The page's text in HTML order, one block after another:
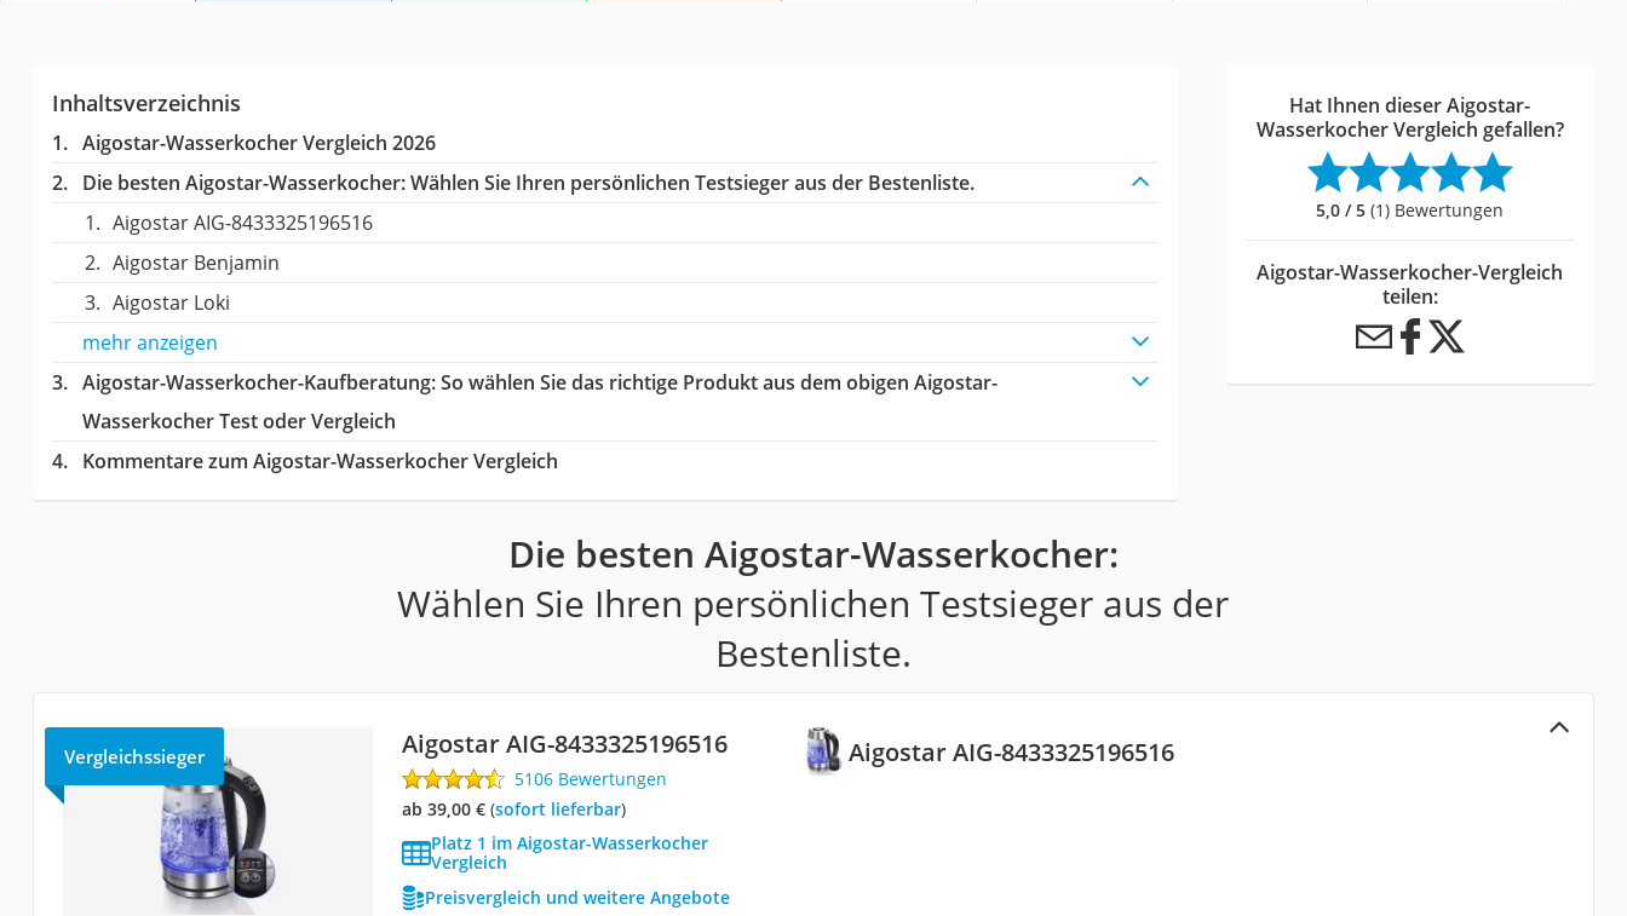
Inhaltsverzeichnis
Aigostar-Wasserkocher Vergleich 2026
Die besten Aigostar-Wasserkocher:Wählen Sie Ihren persönlichen Testsieger aus der Bestenliste.
Aigostar AIG-8433325196516
Aigostar Benjamin
Aigostar Loki
mehr anzeigen
Aigostar-Wasserkocher-Kaufberatung: So wählen Sie das richtige Produkt aus dem obigen Aigostar-
Wasserkocher Test oder Vergleich
Kommentare zum Aigostar-Wasserkocher Vergleich
Hat Ihnen dieser Aigostar-
Wasserkocher Vergleich gefallen?
5,0 / 5 (1) Bewertungen
Aigostar-Wasserkocher-Vergleich
teilen:
Die besten Aigostar-Wasserkocher:
Wählen Sie Ihren persönlichen Testsieger aus der
Bestenliste.
Aigostar AIG-8433325196516
Vergleichssieger Aigostar AIG-8433325196516
5106 Bewertungen
ab 39,00 €( Sofort lieferbar)
Platz 1 im Aigostar-Wasserkocher
Vergleich
Preisvergleich und weitere Angebote